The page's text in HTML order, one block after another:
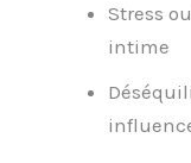
Stress
intime